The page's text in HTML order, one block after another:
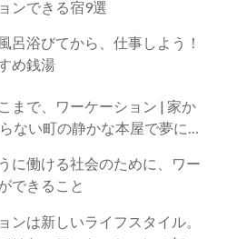
ンできる宿9選
呂浴びてから、仕事しよう！
め銭湯
まで、ワーケーション | 家か
ない町の静かな本屋で夢に近
に働ける社会のために、ワー
できること
ンは新しいライフスタイル。